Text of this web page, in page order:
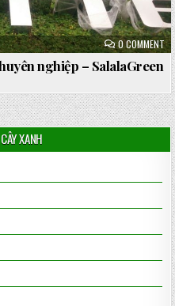
0 COMMENTON
VỤ
–
nghiệp – SalalaGreen
XANH